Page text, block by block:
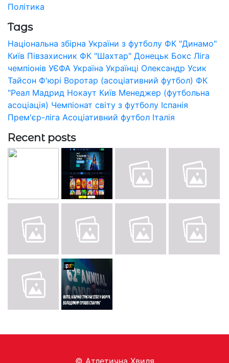
Політика
Tags
Національна збірна України з футболу ФК "Динамо"
Київ Півзахисник ФК "Шахтар" Донецьк Бокс Ліга
чемпіонів УЄФА Україна Українці Олександр Усик
Тайсон Ф'юрі Воротар (асоціативний футбол) ФК
"Реал Мадрид Нокаут Київ Менеджер (футбольна
асоціація) Чемпіонат світу з футболу Іспанія
Прем'єр-ліга Асоціативний футбол Італія
Recent posts
© Aтлетична Хвиля